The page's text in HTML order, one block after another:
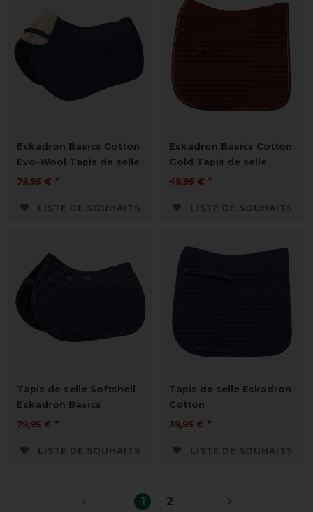
Eskadron Basics Cotton
Evo-Wool Tapis de selle
79,95 € *
LISTE DE SOUHAITS
Eskadron Basics Cotton
Gold Tapis de selle
49,95 € *
LISTE DE SOUHAITS
Tapis de selle Softshell
Eskadron Basics
79,95 € *
LISTE DE SOUHAITS
Tapis de selle Eskadron
Cotton
39,95 € *
LISTE DE SOUHAITS
1 2